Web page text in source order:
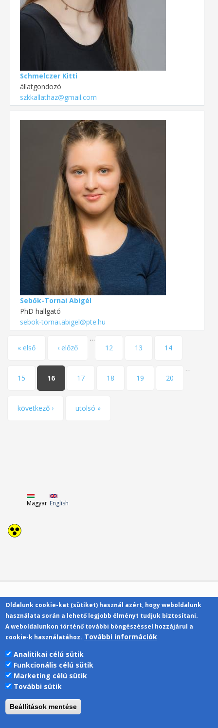
Schmelczer Kitti
állatgondozó
szkkallathaz@gmail.com
Sebők-Tornai Abigél
PhD hallgató
sebok-tornai.abigel@pte.hu
Oldalak
« első ‹ előző
…
12
13 14
15 16 17 18 19 20
…
következő › utolsó »
Magyar English
Kapcsolat
Pécsi Tudományegyetem | Kancellária |
Informatikai Igazgatóság 2019.
Oldalunk cookie-kat (sütiket) használ azért, hogy weboldalunk
használata során a lehető legjobb élményt tudjuk biztosítani.
A weboldalunkon történő további böngészéssel hozzájárul a
cookie-k használatához. További információk
Analitikai célú sütik
Funkcionális célú sütik
Marketing célú sütik
További sütik
Beállítások mentése